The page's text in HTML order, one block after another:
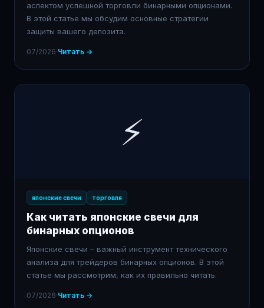
аспектом успешной торговли бинарными опционами.
В этой статье мы обсудим основные стратегии
защиты вашего депозита.
07/2026·Читать →
⚡
японские свечи торговля
Как читать японские свечи для
бинарных опционов
Японские свечи – важный инструмент технического
анализа для трейдеров бинарных опционов. В этой
статье мы рассмотрим, как их правильно читать.
07/2026·Читать →